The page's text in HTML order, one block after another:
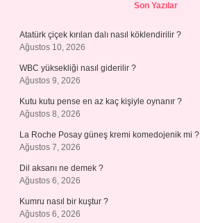
Son Yazılar
Atatürk çiçek kırılan dalı nasıl köklendirilir ?
Ağustos 10, 2026
WBC yüksekliği nasıl giderilir ?
Ağustos 9, 2026
Kutu kutu pense en az kaç kişiyle oynanır ?
Ağustos 8, 2026
La Roche Posay güneş kremi komedojenik mi ?
Ağustos 7, 2026
Dil aksanı ne demek ?
Ağustos 6, 2026
Kumru nasıl bir kuştur ?
Ağustos 6, 2026